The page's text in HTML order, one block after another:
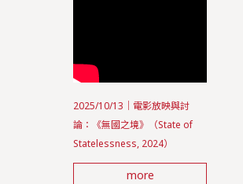
2025/10/13｜電影放映與討
論：《無國之境》（State of
Statelessness, 2024）
more